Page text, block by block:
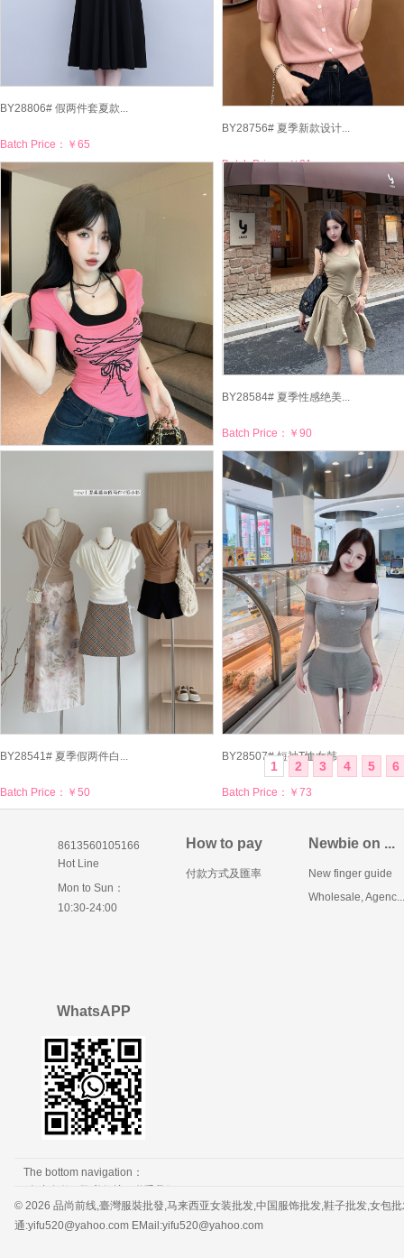
BY28806# 假两件套夏款...
Batch Price： ￥65
BY28756# 夏季新款设计...
Batch Price：￥31
BY28584# 夏季性感绝美...
Batch Price： ￥90
BY28541# 夏季假两件白...
Batch Price： ￥50
BY28507# 短袖T恤女韩...
Batch Price： ￥73
1 2 3 4 5 6
8613560105166
Hot Line
Mon to Sun：
10:30-24:00
How to pay
付款方式及匯率
Newbie on ...
New finger guide
Wholesale, Agenc...
WhatsAPP
The bottom navigation：
© 2026 品尚前线,臺灣服裝批發,马来西亚女装批发,中国服饰批发,鞋子批发,女
通:yifu520@yahoo.com EMail:yifu520@yahoo.com